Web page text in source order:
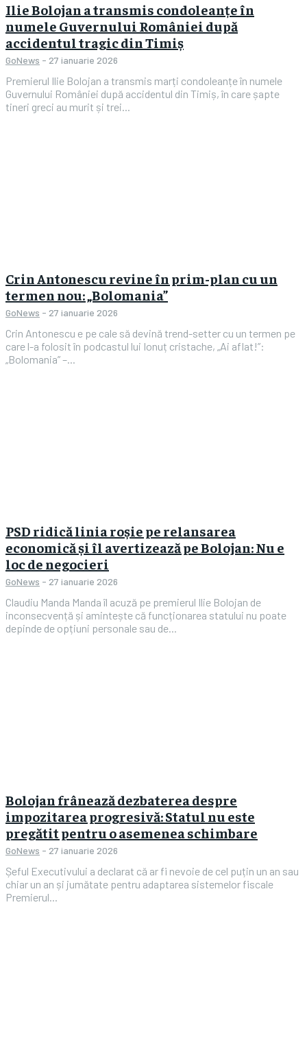
Ilie Bolojan a transmis condoleanțe în
numele Guvernului României după
accidentul tragic din Timiș
GoNews - 27 ianuarie 2026
Premierul Ilie Bolojan a transmis marți condoleanțe în numele
Guvernului României după accidentul din Timiș, în care șapte
tineri greci au murit și trei...
Crin Antonescu revine în prim-plan cu un
termen nou: „Bolomania”
GoNews - 27 ianuarie 2026
Crin Antonescu e pe cale să devină trend-setter cu un termen pe
care l-a folosit în podcastul lui Ionuț cristache, „Ai aflat!”:
„Bolomania” –...
PSD ridică linia roșie pe relansarea
economică și îl avertizează pe Bolojan: Nu e
loc de negocieri
GoNews - 27 ianuarie 2026
Claudiu Manda Manda îl acuză pe premierul Ilie Bolojan de
inconsecvență și amintește că funcționarea statului nu poate
depinde de opțiuni personale sau de...
Bolojan frânează dezbaterea despre
impozitarea progresivă: Statul nu este
pregătit pentru o asemenea schimbare
GoNews - 27 ianuarie 2026
Șeful Executivului a declarat că ar fi nevoie de cel puțin un an sau
chiar un an și jumătate pentru adaptarea sistemelor fiscale
Premierul...